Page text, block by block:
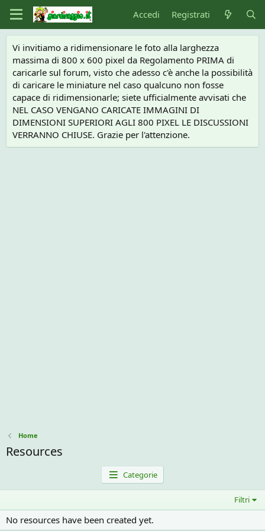
Accedi Registrati
Vi invitiamo a ridimensionare le foto alla larghezza
massima di 800 x 600 pixel da Regolamento PRIMA di
caricarle sul forum, visto che adesso c'è anche la possibilità
di caricare le miniature nel caso qualcuno non fosse
capace di ridimensionarle; siete ufficialmente avvisati che
NEL CASO VENGANO CARICATE IMMAGINI DI
DIMENSIONI SUPERIORI AGLI 800 PIXEL LE DISCUSSIONI
VERRANNO CHIUSE. Grazie per l'attenzione.
Home
Resources
Categorie
Filtri
No resources have been created yet.